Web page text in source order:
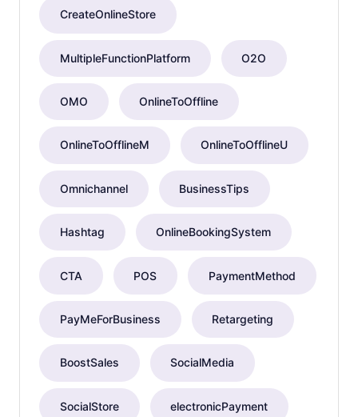
CreateOnlineStore
MultipleFunctionPlatform O2O
OMO OnlineToOffline
OnlineToOfflineM OnlineToOfflineU
Omnichannel BusinessTips
Hashtag OnlineBookingSystem
CTA POS PaymentMethod
PayMeForBusiness Retargeting
BoostSales SocialMedia
SocialStore electronicPayment